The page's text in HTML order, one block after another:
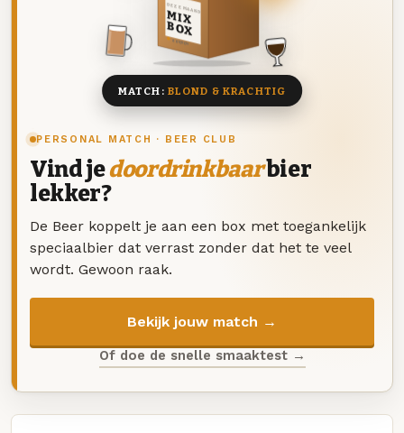
PERSONAL MATCH · BEER CLUB
Vind jedoordrinkbaarbier
lekker?
De Beer koppelt je aan een box met toegankelijk
speciaalbier dat verrast zonder dat het te veel
wordt. Gewoon raak.
Bekijk jouw match →
Of doe de snelle smaaktest →
DEZE MAAND
MIX
BOX
8 BIEREN
MATCH: BLOND & KRACHTIG